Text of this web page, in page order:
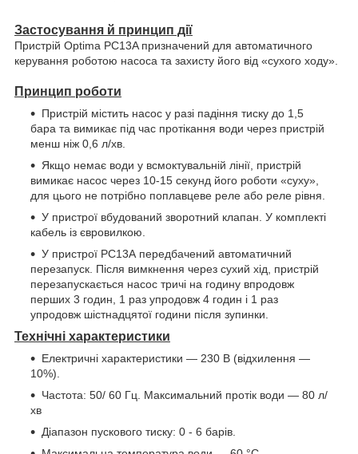
Застосування й принцип дії
Пристрій Optima PC13A призначений для автоматичного
керування роботою насоса та захисту його від «сухого ходу».
Принцип роботи
Пристрій містить насос у разі падіння тиску до 1,5
бара та вимикає під час протікання води через пристрій
менш ніж 0,6 л/хв.
Якщо немає води у всмоктувальній лінії, пристрій
вимикає насос через 10-15 секунд його роботи «суху»,
для цього не потрібно поплавцеве реле або реле рівня.
У пристрої вбудований зворотний клапан. У комплекті
кабель із євровилкою.
У пристрої РС13А передбачений автоматичний
перезапуск. Після вимкнення через сухий хід, пристрій
перезапускається насос тричі на годину впродовж
перших 3 годин, 1 раз упродовж 4 годин і 1 раз
упродовж шістнадцятої години після зупинки.
Технічні характеристики
Електричні характеристики — 230 В (відхилення —
10%).
Частота: 50/ 60 Гц. Максимальний протік води — 80 л/
хв
Діапазон пускового тиску: 0 - 6 барів.